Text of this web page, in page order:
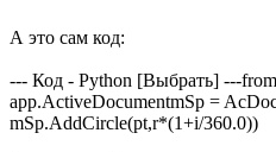
А это сам код:
--- Код - Python [Выбрать] ---
app.ActiveDocumentmSp =
mSp.AddCircle(pt,r*(1+i/360.0))